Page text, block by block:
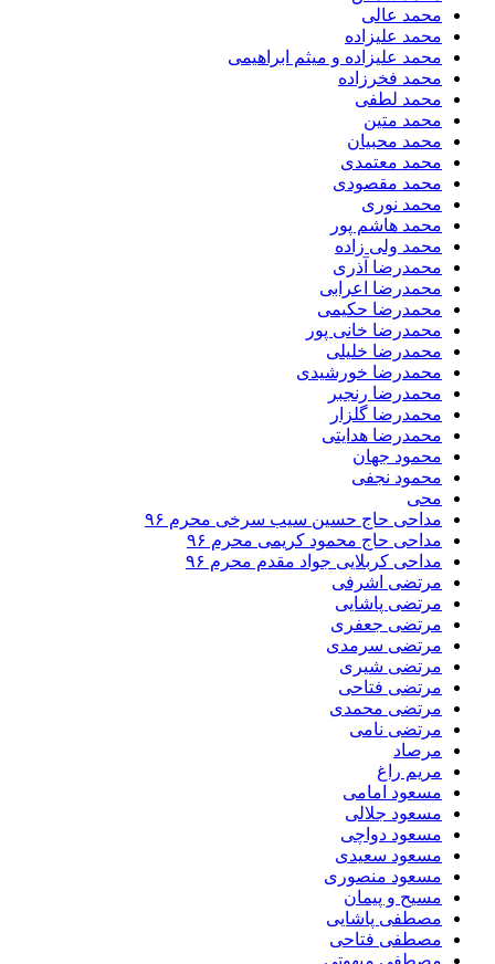
محمد عالی
محمد علیزاده
محمد علیزاده و میثم ابراهیمی
محمد فخرزاده
محمد لطفی
محمد متین
محمد محبیان
محمد معتمدی
محمد مقصودی
محمد نوری
محمد هاشم پور
محمد ولی زاده
محمدرضا آذری
محمدرضا اعرابی
محمدرضا حکیمی
محمدرضا خانی پور
محمدرضا خلیلی
محمدرضا خورشیدی
محمدرضا رنجبر
محمدرضا گلزار
محمدرضا هدایتی
محمود جهان
محمود نجفی
محی
مداحی حاج حسین سیب سرخی محرم ۹۶
مداحی حاج محمود کریمی محرم ۹۶
مداحی کربلایی جواد مقدم محرم ۹۶
مرتضی اشرفی
مرتضی پاشایی
مرتضی جعفری
مرتضی سرمدی
مرتضی شیری
مرتضی فتاحی
مرتضی محمدی
مرتضی نامی
مرصاد
مریم راغ
مسعود امامی
مسعود جلالی
مسعود دواچی
مسعود سعیدی
مسعود منصوری
مسیح و پیمان
مصطفی پاشایی
مصطفی فتاحی